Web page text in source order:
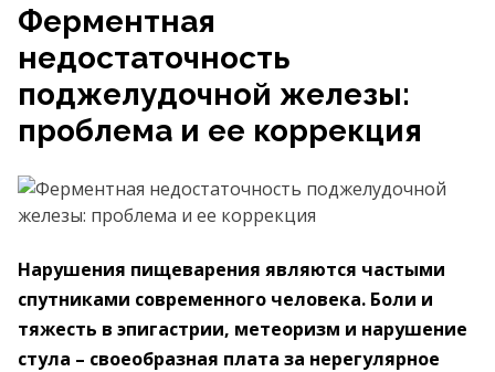
Ферментная
недостаточность
поджелудочной железы:
проблема и ее коррекция
Нарушения пищеварения являются частыми
спутниками современного человека. Боли и
тяжесть в эпигастрии, метеоризм и нарушение
стула – своеобразная плата за нерегулярное